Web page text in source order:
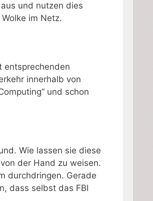
und nutzen dies
im Netz.
entsprechenden
innerhalb von
und schon
Wie lassen sie diese
der Hand zu weisen.
durchdringen. Gerade
dass selbst das FBI